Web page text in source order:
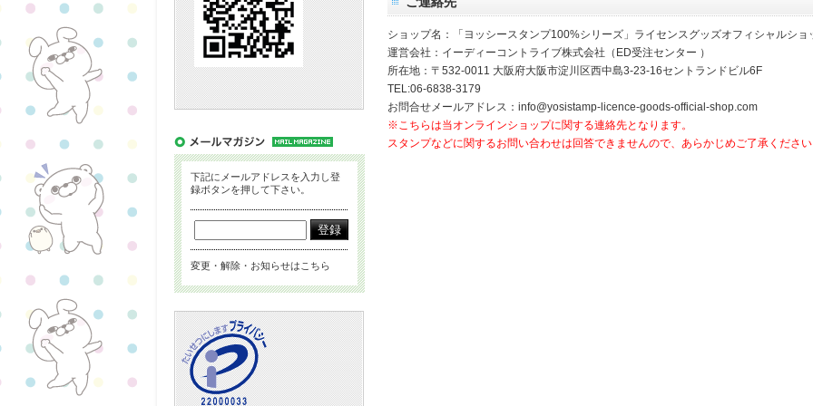
ショップ名：「ヨッシースタンプ100%シリーズ」ライセンスグッズオフィシャルショ
運営会社：イーディーコントライブ株式会社（ED受注センター ）
所在地：〒532-0011 大阪府大阪市淀川区西中島3-23-16セントランドビル6F
TEL:06-6838-3179
お問合せメールアドレス：info@yosistamp-licence-goods-official-shop.com
※こちらは当オンラインショップに関する連絡先となります。
スタンプなどに関するお問い合わせは回答できませんので、あらかじめご了承くださ
下記にメールアドレスを入力し登
録ボタンを押して下さい。
変更・解除・お知らせはこちら